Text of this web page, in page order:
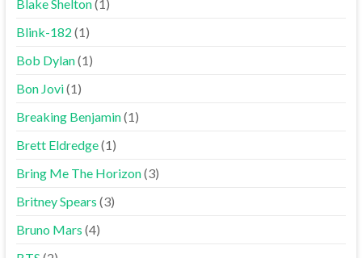
Blake Shelton(1)
Blink-182 (1)
Bob Dylan(1)
Bon Jovi(1)
Breaking Benjamin(1)
Brett Eldredge(1)
Bring Me The Horizon(3)
Britney Spears (3)
Bruno Mars (4)